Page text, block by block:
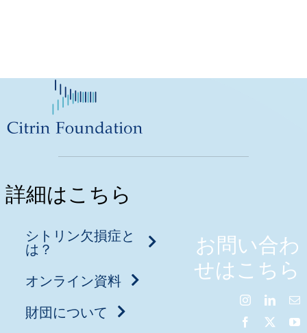
詳細はこちら
シトリン欠損症と
は？
オンライン資料
財団について
お問い合わ
せはこちら